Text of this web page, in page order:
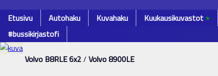
Etusivu Autohaku Kuvahaku Kuukausikuvastot٭
#bussikirjastofi
Volvo B8RLE 6x2/ Volvo 8900LE